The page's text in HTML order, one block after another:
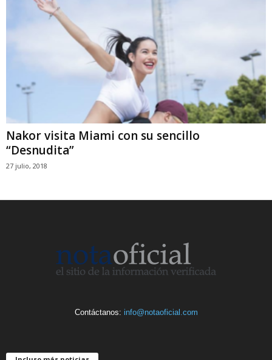
Nakor visita Miami con su sencillo
“Desnudita”
27 julio, 2018
Contáctanos: info@notaoficial.com